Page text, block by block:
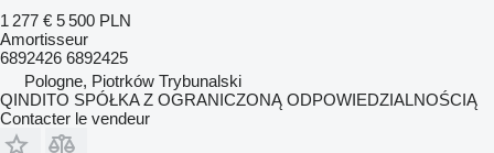
1 277 € 5 500 PLN
Amortisseur
6892426 6892425
Pologne, Piotrków Trybunalski
QINDITO SPÓŁKA Z OGRANICZONĄ ODPOWIEDZIALNOŚCIĄ
Contacter le vendeur